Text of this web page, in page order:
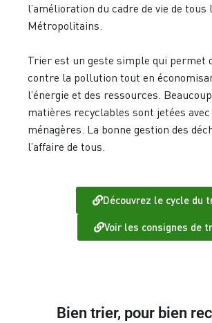
l’amélioration du cadre de vie de tous
Métropolitains.
Trier est un geste simple qui permet
contre la pollution tout en
l’énergie et des ressources.
matières recyclables sont jetées
ménagères. La bonne gestion des
l’affaire de tous.
Découvrez le cycle du
Voir les consignes de
Bien trier, pour bien